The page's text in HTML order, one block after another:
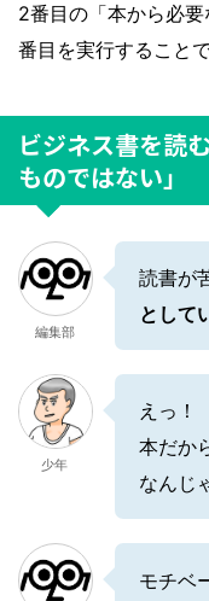
2番目の「本から必
番目を実行すること
ビジネス書を読
ものではない」
編集部
読書が
として
少年
えっ！
本だか
なんじ
モチベ